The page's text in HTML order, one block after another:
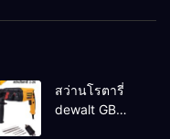
สว่านโรตารี่
dewalt GBH